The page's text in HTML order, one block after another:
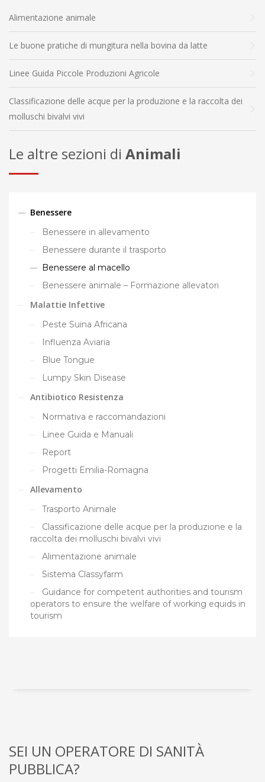
Alimentazione animale
Le buone pratiche di mungitura nella bovina da latte
Linee Guida Piccole Produzioni Agricole
Classificazione delle acque per la produzione e la raccolta dei
molluschi bivalvi vivi
Le altre sezioni di Animali
Benessere
Benessere in allevamento
Benessere durante il trasporto
Benessere al macello
Benessere animale – Formazione allevatori
Malattie Infettive
Peste Suina Africana
Influenza Aviaria
Blue Tongue
Lumpy Skin Disease
Antibiotico Resistenza
Normativa e raccomandazioni
Linee Guida e Manuali
Report
Progetti Emilia-Romagna
Allevamento
Trasporto Animale
Classificazione delle acque per la produzione e la
raccolta dei molluschi bivalvi vivi
Alimentazione animale
Sistema Classyfarm
Guidance for competent authorities and tourism
operators to ensure the welfare of working equids in
tourism
SEI UN OPERATORE DI SANITÀ
PUBBLICA?